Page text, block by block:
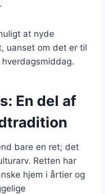
at nyde
uanset om det er til
En del af
bare en ret; det
Retten har
hjem i årtier og